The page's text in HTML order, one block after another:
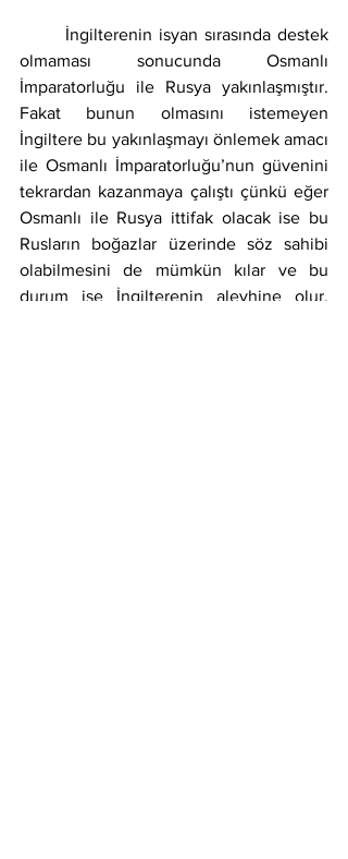
olmaması sonucunda Osmanlı
İmparatorluğu ile Rusya yakınlaşmıştır.
Fakat bunun olmasını istemeyen
İngiltere bu yakınlaşmayı önlemek amacı
ile Osmanlı İmparatorluğu’nun güvenini
tekrardan kazanmaya çalıştı çünkü eğer
Osmanlı ile Rusya ittifak olacak ise bu
Rusların boğazlar üzerinde söz sahibi
olabilmesini de mümkün kılar ve bu
durum ise İngilterenin aleyhine olur.